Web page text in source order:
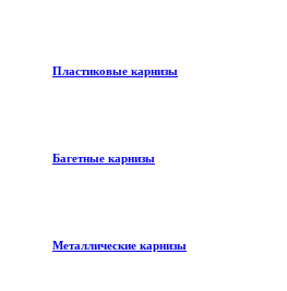
Пластиковые карнизы
Багетные карнизы
Металлические карнизы